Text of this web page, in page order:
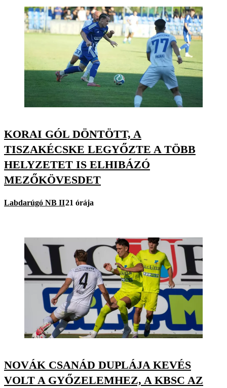
KORAI GÓL DÖNTÖTT, A
TISZAKÉCSKE LEGYŐZTE A TÖBB
HELYZETET IS ELHIBÁZÓ
MEZŐKÖVESDET
Labdarúgó NB II21 órája
NOVÁK CSANÁD DUPLÁJA KEVÉS
VOLT A GYŐZELEMHEZ, A KBSC AZ